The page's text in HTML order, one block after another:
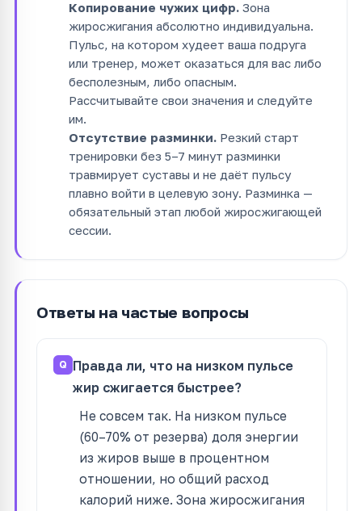
Копирование чужих цифр. Зона
жиросжигания абсолютно индивидуальна.
Пульс, на котором худеет ваша подруга
или тренер, может оказаться для вас либо
бесполезным, либо опасным.
Рассчитывайте свои значения и следуйте
им.
Отсутствие разминки. Резкий старт
тренировки без 5–7 минут разминки
травмирует суставы и не даёт пульсу
плавно войти в целевую зону. Разминка —
обязательный этап любой жиросжигающей
сессии.
Ответы на частые вопросы
Правда ли, что на низком пульсе
жир сжигается быстрее?
Не совсем так. На низком пульсе
(60–70% от резерва) доля энергии
из жиров выше в процентном
отношении, но общий расход
калорий ниже. Зона жиросжигания